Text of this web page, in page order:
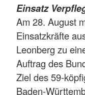
Einsatz
Am 28. August
Einsatzkräfte
Leonberg zu
Auftrag des
Ziel des 59-
Baden-